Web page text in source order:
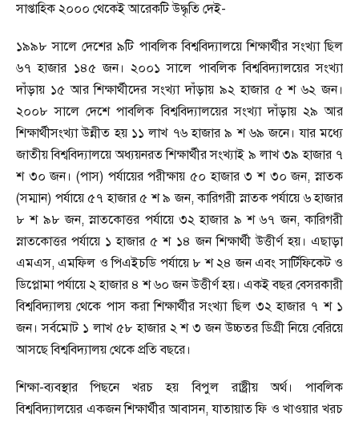
সাপ্তাহিক ২০০০ থেকেই আরেকটি উদ্ধৃতি দেই-
১৯৯৮ সালে দেশের ৯টি পাবলিক বিশ্ববিদ্যালয়ে শিক্ষার্থীর সংখ্যা ছিল
৬৭ হাজার ১৪৫ জন। ২০০১ সালে পাবলিক বিশ্ববিদ্যালয়ের সংখ্যা
দাঁড়ায় ১৫ আর শিক্ষার্থীদের সংখ্যা দাঁড়ায় ৯২ হাজার ৫ শ ৬২ জন।
২০০৮ সালে দেশে পাবলিক বিশ্ববিদ্যালয়ের সংখ্যা দাঁড়ায় ২৯ আর
শিক্ষার্থীসংখ্যা উন্নীত হয় ১১ লাখ ৭৬ হাজার ৯ শ ৬৯ জনে। যার মধ্যে
জাতীয় বিশ্ববিদ্যালয়ে অধ্যয়নরত শিক্ষার্থীর সংখ্যাই ৯ লাখ ৩৯ হাজার ৭
শ ৩০ জন। (পাস) পর্যায়ের পরীক্ষায় ৫০ হাজার ৩ শ ৩০ জন,স্নাতক
(সম্মান) পর্যায়ে ৫৭ হাজার ৫ শ ৯ জন,কারিগরী স্নাতক পর্যায়ে ৬ হাজার
৮ শ ৯৮ জন,স্নাতকোত্তর পর্যায়ে ৩২ হাজার ৯ শ ৬৭ জন,কারিগরী
স্নাতকোত্তর পর্যায়ে ১ হাজার ৫ শ ১৪ জন শিক্ষার্থী উত্তীর্ণ হয়। এছাড়া
এমএস,এমফিল ও পিএইচডি পর্যায়ে ৮ শ ২৪ জন এবং সার্টিফিকেট ও
ডিপ্লোমা পর্যায়ে ২ হাজার ৪ শ ৬০ জন উত্তীর্ণ হয়। একই বছর বেসরকারী
বিশ্ববিদ্যালয় থেকে পাস করা শিক্ষার্থীর সংখ্যা ছিল ৩২ হাজার ৭ শ ১
জন। সর্বমোট ১ লাখ ৫৮ হাজার ২ শ ৩ জন উচ্চতর ডিগ্রী নিয়ে বেরিয়ে
আসছে বিশ্ববিদ্যালয় থেকে প্রতি বছরে।
শিক্ষা-ব্যবস্থার পিছনে খরচ হয় বিপুল রাষ্ট্রীয় অর্থ। পাবলিক
বিশ্ববিদ্যালয়ের একজন শিক্ষার্থীর আবাসন,যাতায়াত ফি ও খাওয়ার খরচ